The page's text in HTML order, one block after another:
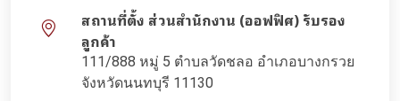
สถานที่ตั้ง ส่วนสำนักงาน (ออฟฟิศ) รับรอง
ลูกค้า
111/888 หมู่ 5 ตำบลวัดชลอ อำเภอบางกรวย
จังหวัดนนทบุรี 11130